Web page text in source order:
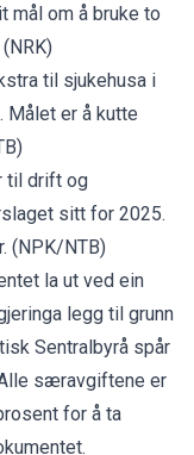
mål om å bruke to
til sjukehusa i
er å kutte
til drift og
sitt for 2025.
(NPK/NTB)
la ut ved ein
legg til grunn
Sentralbyrå spår
særavgiftene er
for å ta